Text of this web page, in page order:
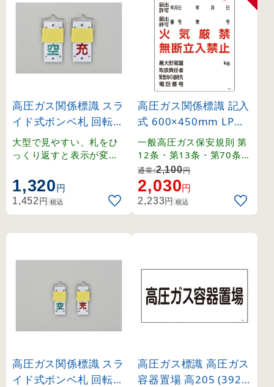
高圧ガス関係標識 スラ
イド式ボンベ札 回転タ
イプ 130×60mm (420
15)
大型で見やすい、札をひ
っくり返すと表示が変わ
1,320円
1,452円 税込
高圧ガス関係標識 記入
式 600×450mm LPガ
ス供給設備 燃 火気厳
禁 無断立入禁止 (3930
4)
一般高圧ガス保安規則 第
12条・第13条・第70条・
関係例示基準1-4-1,2、そ
の他。
通常:2,100円
2,030円
2,233円 税込
高圧ガス関係標識 スラ
イド式ボンベ札 回転タ
高圧ガス標識 高圧ガス
容器置場 高205 (3920